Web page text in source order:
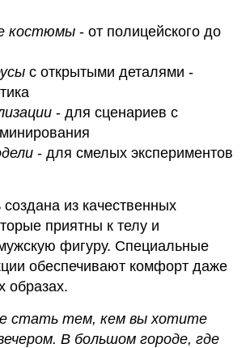
костюмы - от полицейского до
с открытыми деталями -
- для сценариев с
- для смелых экспериментов
из качественных
приятны к телу и
фигуру. Специальные
обеспечивают комфорт даже
образах.
стать тем, кем вы хотите
В большом городе, где